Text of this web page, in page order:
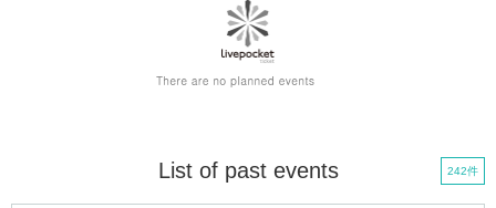
List of past events 242件